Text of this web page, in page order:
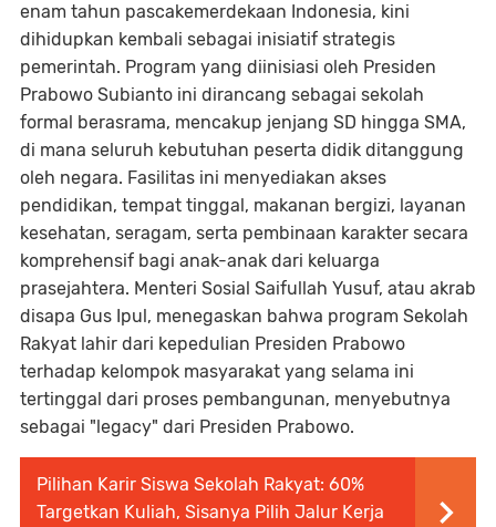
enam tahun pascakemerdekaan Indonesia, kini
dihidupkan kembali sebagai inisiatif strategis
pemerintah. Program yang diinisiasi oleh Presiden
Prabowo Subianto ini dirancang sebagai sekolah
formal berasrama, mencakup jenjang SD hingga SMA,
di mana seluruh kebutuhan peserta didik ditanggung
oleh negara. Fasilitas ini menyediakan akses
pendidikan, tempat tinggal, makanan bergizi, layanan
kesehatan, seragam, serta pembinaan karakter secara
komprehensif bagi anak-anak dari keluarga
prasejahtera. Menteri Sosial Saifullah Yusuf, atau akrab
disapa Gus Ipul, menegaskan bahwa program Sekolah
Rakyat lahir dari kepedulian Presiden Prabowo
terhadap kelompok masyarakat yang selama ini
tertinggal dari proses pembangunan, menyebutnya
sebagai "legacy" dari Presiden Prabowo.
Pilihan Karir Siswa Sekolah Rakyat: 60%
Targetkan Kuliah, Sisanya Pilih Jalur Kerja